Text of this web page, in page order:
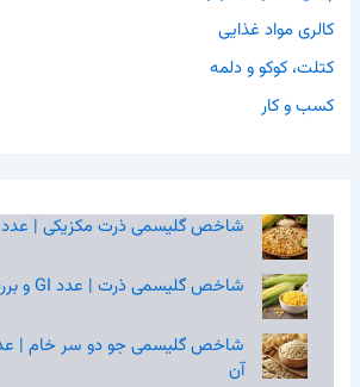
کالری مواد غذایی
کتلت، کوکو و دلمه
کسب و کار
شاخص گلیسمی ذرت مکزیکی | عدد GI و بررسی کامل آن
شاخص گلیسمی ذرت | عدد GI و بررسی کامل آن
آن